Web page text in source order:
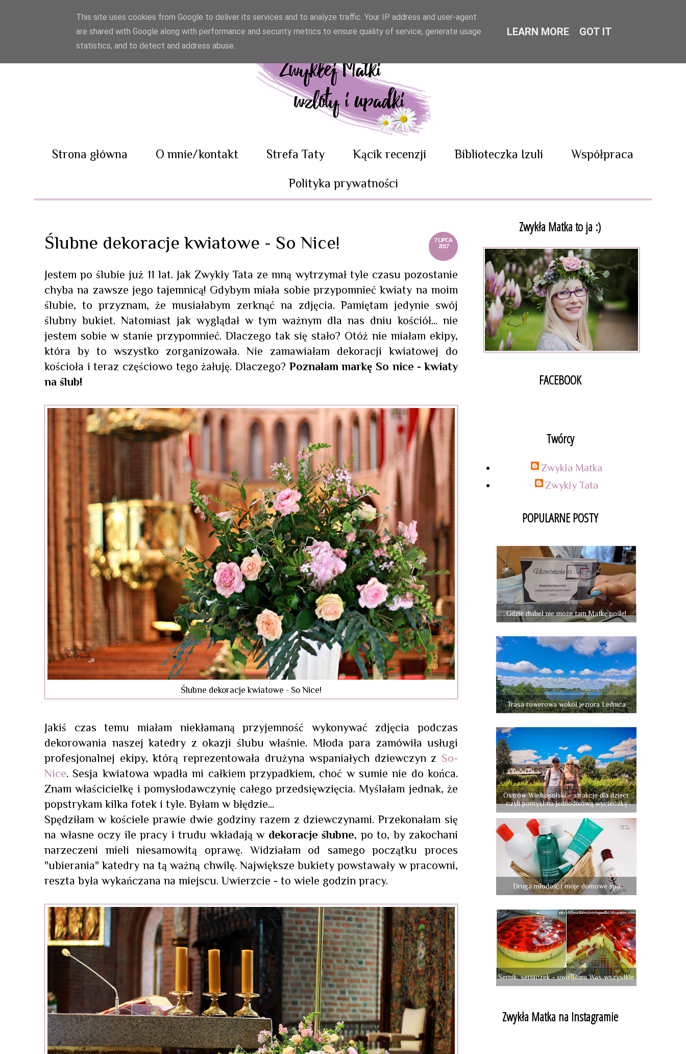
Strona główna O mnie/kontakt Strefa Taty Kącik recenzji Biblioteczka Izuli Współpraca
Polityka prywatności
7 LIPCA
2017
Ślubne dekoracje kwiatowe - So Nice!
Jestem po ślubie już 11 lat. Jak Zwykły Tata ze mną wytrzymał tyle czasu pozostanie
chyba na zawsze jego tajemnicą! Gdybym miała sobie przypomnieć kwiaty na moim
ślubie, to przyznam, że musiałabym zerknąć na zdjęcia. Pamiętam jedynie swój
ślubny bukiet. Natomiast jak wyglądał w tym ważnym dla nas dniu kościół... nie
jestem sobie w stanie przypomnieć. Dlaczego tak się stało? Otóż nie miałam ekipy,
która by to wszystko zorganizowała. Nie zamawiałam dekoracji kwiatowej do
kościoła i teraz częściowo tego żałuję. Dlaczego? Poznałam markę So nice - kwiaty
na ślub!
Ślubne dekoracje kwiatowe - So Nice!
Jakiś czas temu miałam niekłamaną przyjemność wykonywać zdjęcia podczas
dekorowania naszej katedry z okazji ślubu właśnie. Młoda para zamówiła usługi
profesjonalnej ekipy, którą reprezentowała drużyna wspaniałych dziewczyn z So-
Nice. Sesja kwiatowa wpadła mi całkiem przypadkiem, choć w sumie nie do końca.
Znam właścicielkę i pomysłodawczynię całego przedsięwzięcia. Myślałam jednak, że
popstrykam kilka fotek i tyle. Byłam w błędzie...
Spędziłam w kościele prawie dwie godziny razem z dziewczynami. Przekonałam się
na własne oczy ile pracy i trudu wkładają w dekoracje ślubne, po to, by zakochani
narzeczeni mieli niesamowitą oprawę. Widziałam od samego początku proces
"ubierania" katedry na tą ważną chwilę. Największe bukiety powstawały w pracowni,
reszta była wykańczana na miejscu. Uwierzcie - to wiele godzin pracy.
Zwykła Matka to ja :)
FACEBOOK
Twórcy
Zwykła Matka
Zwykły Tata
POPULARNE POSTY
Gdzie diabeł nie może tam Matkę pośle!
Trasa rowerowa wokół jeziora Lednica
Ostrów Wielkopolski - atrakcje dla dzieci,
czyli pomysł na jednodniową wycieczkę
Druga młodość i moje domowe spa
Sernik, serniczek - uwielbiam Was wszystkie
Zwykła Matka na Instagramie
This site uses cookies from Google to deliver its services and to analyze traffic. Your IP address and user-agent
are shared with Google along with performance and security metrics to ensure quality of service, generate usage
statistics, and to detect and address abuse.
LEARN MORE GOT IT